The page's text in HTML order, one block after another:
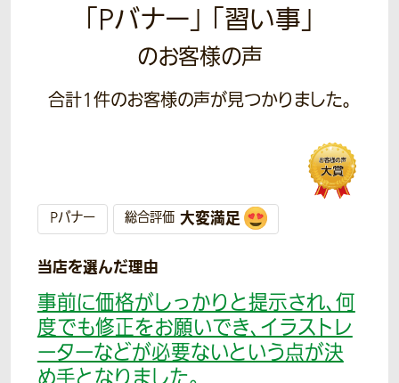
「Pバナー」 「習い事」
のお客様の声
合計1件のお客様の声が見つかりました。
Pバナー 総合評価 大変満足
当店を選んだ理由
事前に価格がしっかりと提示され、何
度でも修正をお願いでき、イラストレ
ーターなどが必要ないという点が決